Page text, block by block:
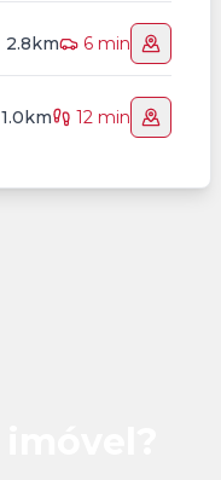
2.8km 6 min
1.0km 12 min